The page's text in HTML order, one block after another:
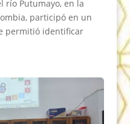
río Putumayo, en la
participó en un
permitió identificar